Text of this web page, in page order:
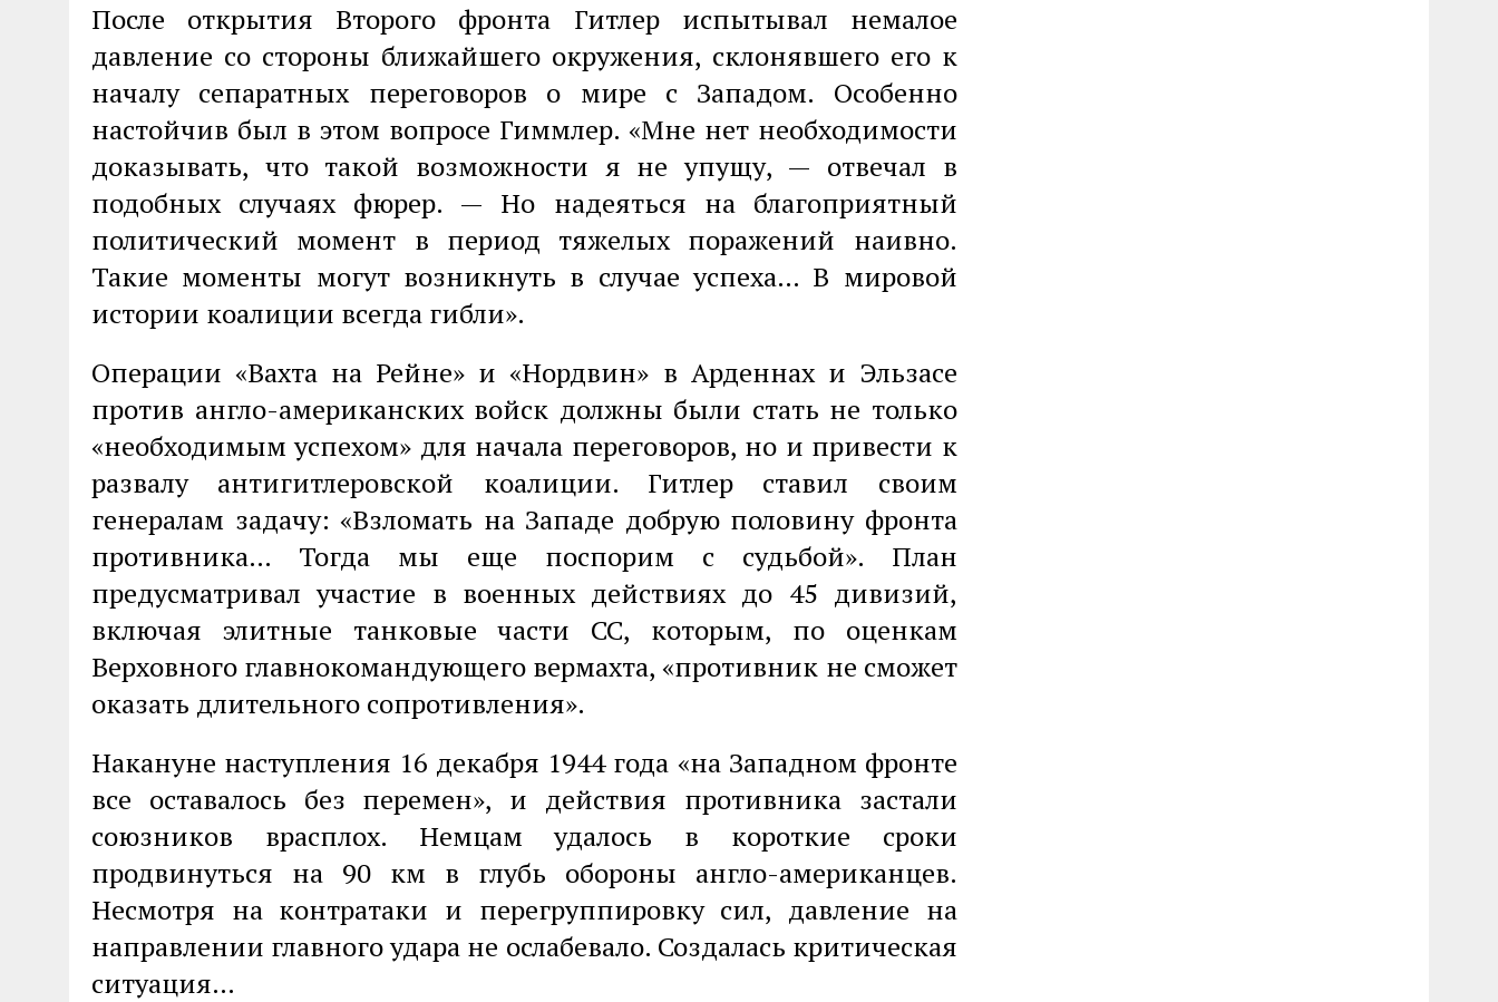
После открытия Второго фронта Гитлер испытывал немалое
давление со стороны ближайшего окружения, склонявшего его к
началу сепаратных переговоров о мире с Западом. Особенно
настойчив был в этом вопросе Гиммлер. «Мне нет необходимости
доказывать, что такой возможности я не упущу, — отвечал в
подобных случаях фюрер. — Но надеяться на благоприятный
политический момент в период тяжелых поражений наивно.
Такие моменты могут возникнуть в случае успеха… В мировой
истории коалиции всегда гибли».
Операции «Вахта на Рейне» и «Нордвин» в Арденнах и Эльзасе
против англо-американских войск должны были стать не только
«необходимым успехом» для начала переговоров, но и привести к
развалу антигитлеровской коалиции. Гитлер ставил своим
генералам задачу: «Взломать на Западе добрую половину фронта
противника… Тогда мы еще поспорим с судьбой». План
предусматривал участие в военных действиях до 45 дивизий,
включая элитные танковые части СС, которым, по оценкам
Верховного главнокомандующего вермахта, «противник не сможет
оказать длительного сопротивления».
Накануне наступления 16 декабря 1944 года «на Западном фронте
все оставалось без перемен», и действия противника застали
союзников врасплох. Немцам удалось в короткие сроки
продвинуться на 90 км в глубь обороны англо-американцев.
Несмотря на контратаки и перегруппировку сил, давление на
направлении главного удара не ослабевало. Создалась критическая
ситуация…